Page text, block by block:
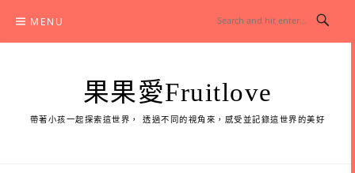
content
MENU
果果愛Fruitlove
帶著小孩一起探索這世界， 透過不同的視角來，感受並記錄這世界的美好